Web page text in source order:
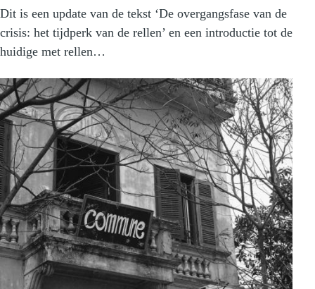
Dit is een update van de tekst ‘De overgangsfase van de
crisis: het tijdperk van de rellen’ en een introductie tot de
huidige met rellen…